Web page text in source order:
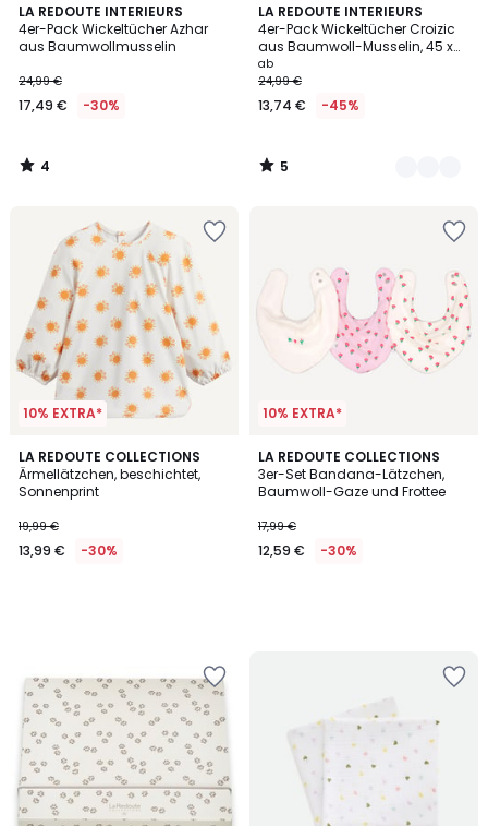
LA REDOUTE INTERIEURS
4er-Pack Wickeltücher Azhar
aus Baumwollmusselin
24,99 €
17,49 € -30%
4
/
5
4
/
LA REDOUTE INTERIEURS
4er-Pack Wickeltücher Croizic
aus Baumwoll-Musselin, 45 x
45 cm
ab
24,99 €
13,74 € -45%
5
/
5
2
Farben
5
/
10% EXTRA*
LA REDOUTE COLLECTIONS
Ärmellätzchen, beschichtet,
Sonnenprint
19,99 €
13,99 € -30%
10% EXTRA*
LA REDOUTE COLLECTIONS
3er-Set Bandana-Lätzchen,
Baumwoll-Gaze und Frottee
17,99 €
12,59 € -30%